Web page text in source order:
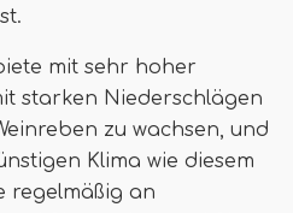
mit sehr hoher
starken Niederschlägen
zu wachsen, und
Klima wie diesem
regelmäßig an